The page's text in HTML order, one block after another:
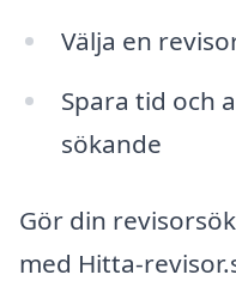
Välja en
Spara tid och
sökande
Gör din
med Hitta-